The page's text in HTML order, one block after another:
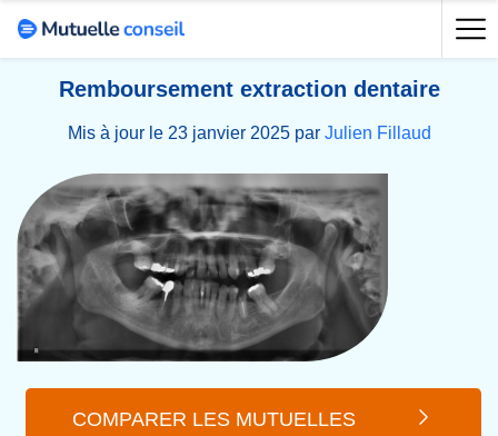
Remboursement extraction dentaire
Mis à jour le 23 janvier 2025 par Julien Fillaud
COMPARER LES MUTUELLES